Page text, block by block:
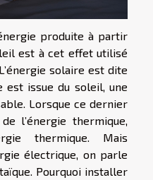
produite à partir
est à cet effet utilisé
solaire est dite
est issue du soleil, une
Lorsque ce dernier
l’énergie thermique,
thermique. Mais
électrique, on parle
Pourquoi installer